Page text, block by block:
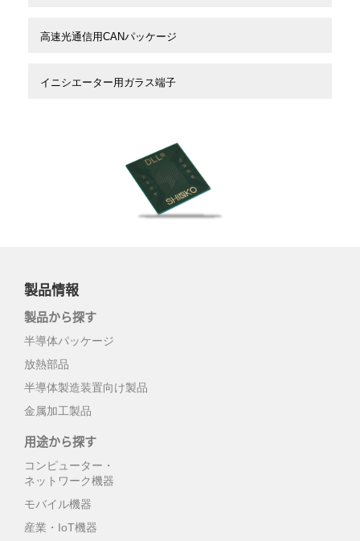
高速光通信用CANパッケージ
イニシエーター用ガラス端子
製品情報
製品から探す
半導体パッケージ
放熱部品
半導体製造装置向け製品
金属加工製品
用途から探す
コンピューター・
ネットワーク機器
モバイル機器
産業・IoT機器